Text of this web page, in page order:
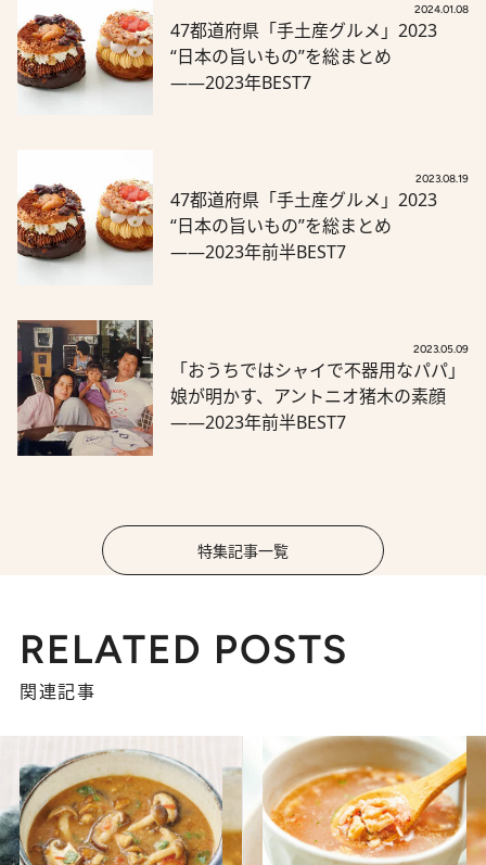
2024.01.08
47都道府県「手土産グルメ」2023
“日本の旨いもの”を総まとめ
――2023年BEST7
2023.08.19
47都道府県「手土産グルメ」2023
“日本の旨いもの”を総まとめ
――2023年前半BEST7
2023.05.09
「おうちではシャイで不器用なパパ」
娘が明かす、アントニオ猪木の素顔
――2023年前半BEST7
特集記事一覧
RELATED POSTS
関連記事